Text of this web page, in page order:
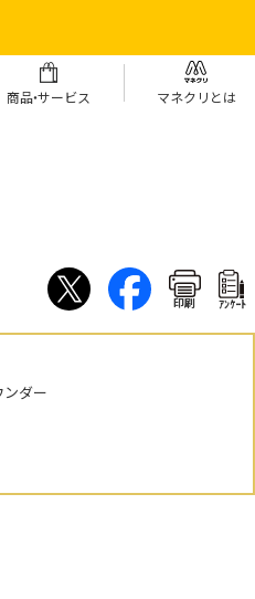
商品・サービス マネクリとは
印刷 ｱﾝｹｰﾄ
ダー